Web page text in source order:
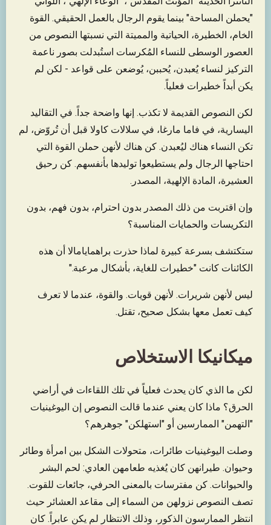
"يحملن المساحة" بينما يقوم الرجال بالعمل الحقيقي. القوة
الخام، الخطيرة، الحياتية والمميتة التي نسبتها النصوص من
العصور الوسطى للنساء المُكرسات استُبدلت بصور ناعمة
التركيز لنساء يُعبدن، يُحببن، يُوضعن على قواعد - لكن لم
يكن أبداً خطيرات فعلياً.
لكن النصوص القديمة لا تكذب. إنها واضحة جداً. في التقاليد
اليسارية، في فاما مارغا، في سلالات كاولا قبل أن تُروّض، لم
تكن النساء هناك ليُعبدن. كن هناك لأنهن حملن القوة التي
احتاجها الرجال ولم يستطيعوا توليدها بأنفسهم. كن رحيق
العشيرة، المادة الإلهية، المصدر.
وإن اقتربت من ذلك المصدر بدون احترام، بدون فهم، بدون
التكريسات والحمايات المناسبة؟
ستكتشف بسرعة كبيرة لماذا حذرت براهمايامالا أن هذه
الكائنات كانت "خطيرات للغاية، بأشكال مرعبة."
ليس لأنهن شريرات. لأنهن قويات. والقوة، عندما لا تعرف
كيف تعمل معها بشكل صحيح، تقتل.​​​​​​​​​​​​​​​​
ميكانيكا الاستخلاص
لكن ما الذي كان يحدث فعلياً في تلك اللقاءات في أراضي
الحرق؟ ماذا كان يعني عندما قالت النصوص إن اليوغينيات
"التهمن" الممارسين أو "استهلكن" جوهرهم؟
وصلت اليوغينيات طائرات، متحولات الشكل بين امرأة وطائر
وحيوان. طيرانهن كان يُغذيه طعامهن العادي: لحم البشر
والحيوانات. كن مفترسات بالمعنى الحرفي، جائعات للقوت.
تصف النصوص نزولهن من السماء إلى مقاعد العشائر حيث
انتظر الممارسون الذكور، وذلك الانتظار لم يكن عابراً. كان